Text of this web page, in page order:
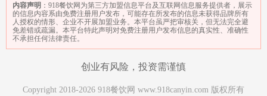
内容声明 ：918餐饮网为第三方加盟信息平台及互联网信息服务提供者，展示
的信息内容系由免费注册用户发布，可能存在所发布的信息未获得品牌所有
人授权的情形、企业不开展加盟业务。本平台虽严把审核关，但无法完全避
免差错或疏漏。本平台特此声明对免费注册用户发布信息的真实性、准确性
不承担任何法律责任。
创业有风险，投资需谨慎
Copyright 2018-2026 918餐饮网 www.918canyin.com 版权所有